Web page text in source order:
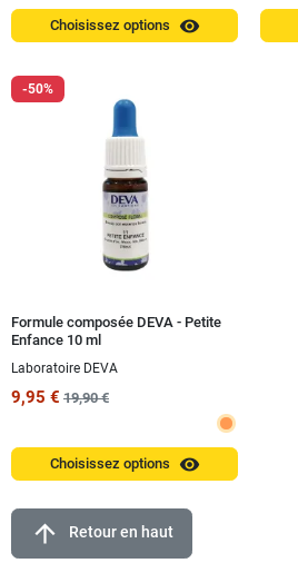
Choisissez options visibility
-50%
Formule composée DEVA - Petite
Enfance 10 ml
Laboratoire DEVA
9,95 € 19,90 €
Choisissez options visibility
arrow_upward Retour en haut